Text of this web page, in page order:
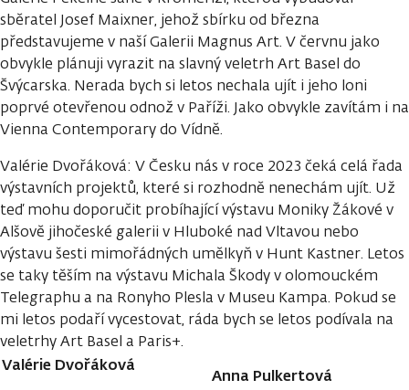
sběratel Josef Maixner, jehož sbírku od března
představujeme v naší Galerii Magnus Art. V červnu jako
obvykle plánuji vyrazit na slavný veletrh Art Basel do
Švýcarska. Nerada bych si letos nechala ujít i jeho loni
poprvé otevřenou odnož v Paříži. Jako obvykle zavítám i na
Vienna Contemporary do Vídně.
Valérie Dvořáková: V Česku nás v roce 2023 čeká celá řada
výstavních projektů, které si rozhodně nenechám ujít. Už
teď mohu doporučit probíhající výstavu Moniky Žákové v
Alšově jihočeské galerii v Hluboké nad Vltavou nebo
výstavu šesti mimořádných umělkyň v Hunt Kastner. Letos
se taky těším na výstavu Michala Škody v olomouckém
Telegraphu a na Ronyho Plesla v Museu Kampa. Pokud se
mi letos podaří vycestovat, ráda bych se letos podívala na
veletrhy Art Basel a Paris+.
Valérie Dvořáková
Anna Pulkertová